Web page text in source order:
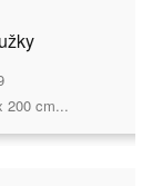
200 cm...